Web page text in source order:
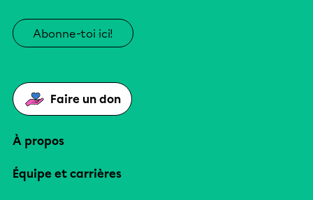
Abonne-toi ici!
Faire un don
À propos
Équipe et carrières